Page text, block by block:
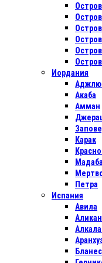
Иордания
Акаба
Амман
Карак
Мадаба
Петра
Испания
Авила
Бланес